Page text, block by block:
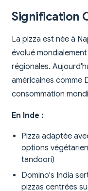
Signification
La pizza est née à
évolué
régionales.
américaines comme
consommation
En Inde :
Pizza adaptée
options
tandoori)
Domino's India
pizzas centrées